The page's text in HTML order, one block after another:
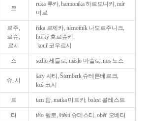
르
ruka 루카, harmonika 하르모니카, mír
미르
르주,
르슈,
르시
řeka 르제카, námořník 나모르주니크,
hořký 호르슈키,
kouř 코우르시
스 sedlo 세들로, máslo 마슬로, nos 노스
슈, 시
šaty 샤티, Šternberk 슈테른베르크,
koš 코시
트 tam 탐, matka 마트카, bolest 볼레스트
티 tělo 텔로, štěstí 슈테스티, obět' 오베티